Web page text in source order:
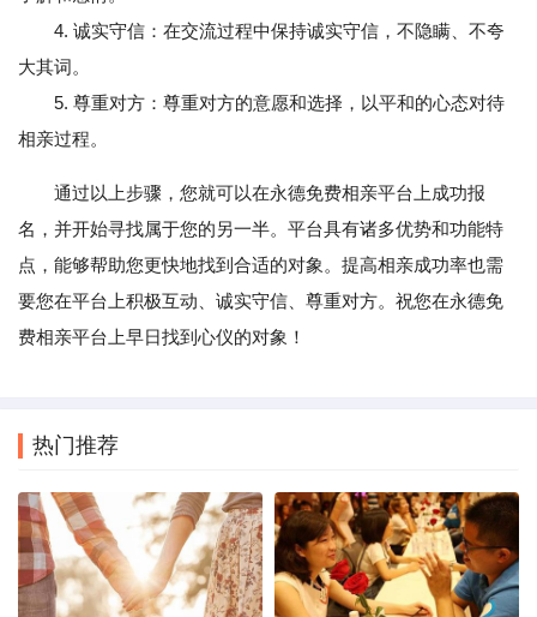
4. 诚实守信：在交流过程中保持诚实守信，不隐瞒、不夸
大其词。
5. 尊重对方：尊重对方的意愿和选择，以平和的心态对待
相亲过程。
通过以上步骤，您就可以在永德免费相亲平台上成功报
名，并开始寻找属于您的另一半。平台具有诸多优势和功能特
点，能够帮助您更快地找到合适的对象。提高相亲成功率也需
要您在平台上积极互动、诚实守信、尊重对方。祝您在永德免
费相亲平台上早日找到心仪的对象！
热门推荐